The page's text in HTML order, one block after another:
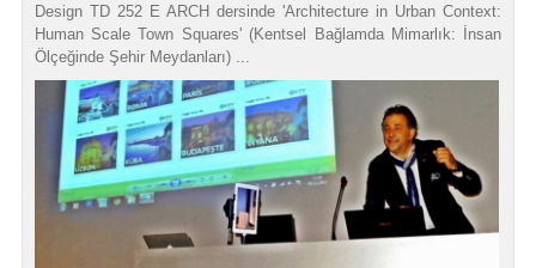
Design TD 252 E ARCH dersinde 'Architecture in Urban Context:
Human Scale Town Squares' (Kentsel Bağlamda Mimarlık: İnsan
Ölçeğinde Şehir Meydanları) ...